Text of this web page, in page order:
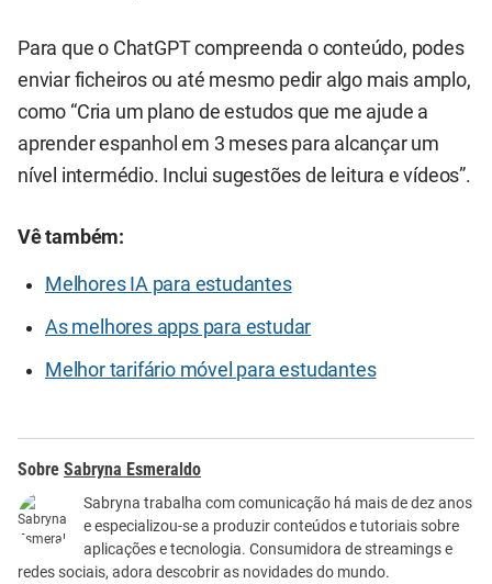
Para que o ChatGPT compreenda o conteúdo, podes
enviar ficheiros ou até mesmo pedir algo mais amplo,
como “Cria um plano de estudos que me ajude a
aprender espanhol em 3 meses para alcançar um
nível intermédio. Inclui sugestões de leitura e vídeos”.
Vê também:
Melhores IA para estudantes
As melhores apps para estudar
Melhor tarifário móvel para estudantes
Sabryna Esmeraldo
Sabryna trabalha com comunicação há mais de dez anos
e especializou-se a produzir conteúdos e tutoriais sobre
aplicações e tecnologia. Consumidora de streamings e
redes sociais, adora descobrir as novidades do mundo.